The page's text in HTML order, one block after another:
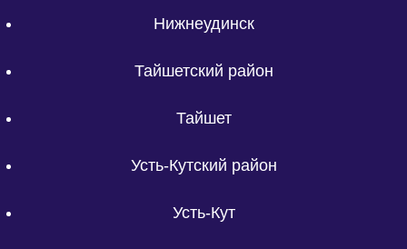
Нижнеудинск
Тайшетский район
Тайшет
Усть-Кутский район
Усть-Кут